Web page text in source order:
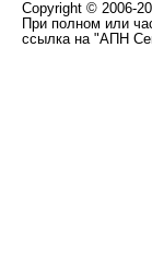
Copyright © 2006-
При полном или
ссылка на "АПН